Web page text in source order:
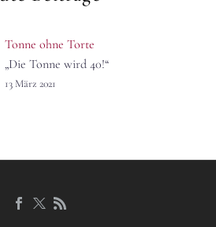
Tonne ohne Torte
„Die Tonne wird 40!“
schallt es aus dem Gewölbe
herrschen, gratulieren wir!
13 März 2021